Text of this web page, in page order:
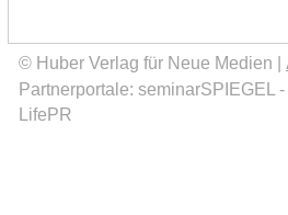
© Huber Verlag für Neue Medien |
Partnerportale: seminarSPIEGEL -
LifePR